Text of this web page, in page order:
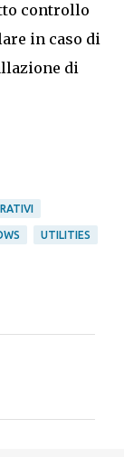
controllo
in caso di
di
UTILITIES